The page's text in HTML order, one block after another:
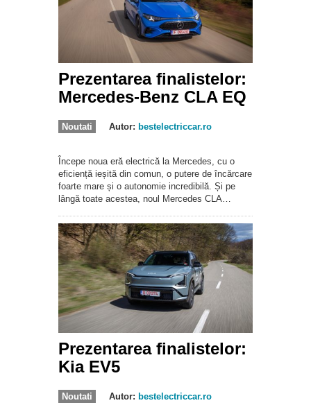
Prezentarea finalistelor:
Mercedes-Benz CLA EQ
Noutati Autor: bestelectriccar.ro
Începe noua eră electrică la Mercedes, cu o
eficiență ieșită din comun, o putere de încărcare
foarte mare și o autonomie incredibilă. Și pe
lângă toate acestea, noul Mercedes CLA…
Prezentarea finalistelor:
Kia EV5
Noutati Autor: bestelectriccar.ro